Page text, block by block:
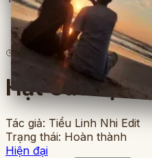
lượt đọc· chương
Hạt Cát Bụi
Tác giả: Tiểu Linh Nhi Edit
Trạng thái: Hoàn thành
Hiện đại